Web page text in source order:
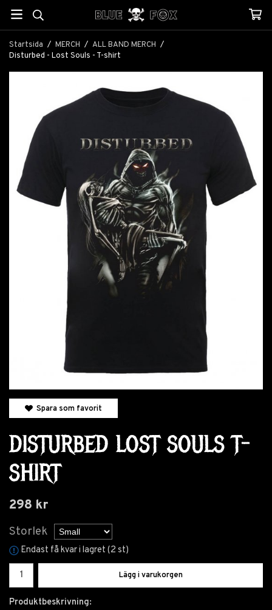
Startsida / MERCH / ALL BAND MERCH /
Disturbed - Lost Souls - T-shirt
Spara som favorit
DISTURBED LOST SOULS T-
SHIRT
298 kr
Storlek
Endast få kvar i lagret (2 st)
Lägg i varukorgen
Produktbeskrivning: